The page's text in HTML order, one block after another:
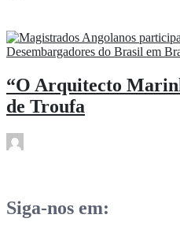
“O Arquitecto
de Troufa
Siga-nos em: